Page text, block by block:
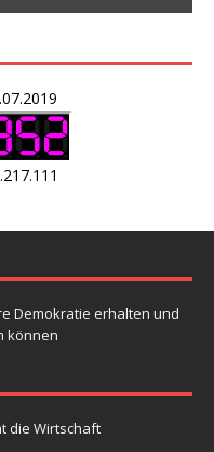
Demokratie erhalten und
können
die Wirtschaft